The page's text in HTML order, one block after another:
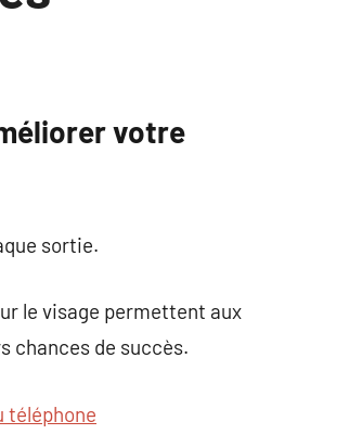
votre
sortie.
le visage permettent aux
chances de succès.
téléphone